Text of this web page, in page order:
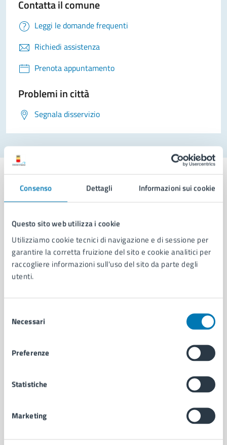
Consenso Dettagli Informazioni sui cookie
Questo sito web utilizza i cookie
Utilizziamo cookie tecnici di navigazione e di sessione per
garantire la corretta fruizione del sito e cookie analitici per
raccogliere informazioni sull'uso del sito da parte degli
utenti.
delNecessari
Preferenze
Statistiche
Marketing
Contatta il comune
Leggi le domande frequenti
Richiedi assistenza
Prenota appuntamento
Problemi in città
Segnala disservizio
AMMINISTRAZIONE
Aree amministrative
Organi di governo
Politici
Intranet, posta aziendale e protocollo
Anagrafe e stato civile